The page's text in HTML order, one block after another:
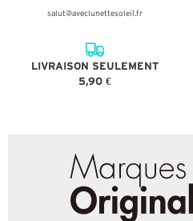
salut@aveclunettesoleil.fr
LIVRAISON SEULEMENT
5,90 €